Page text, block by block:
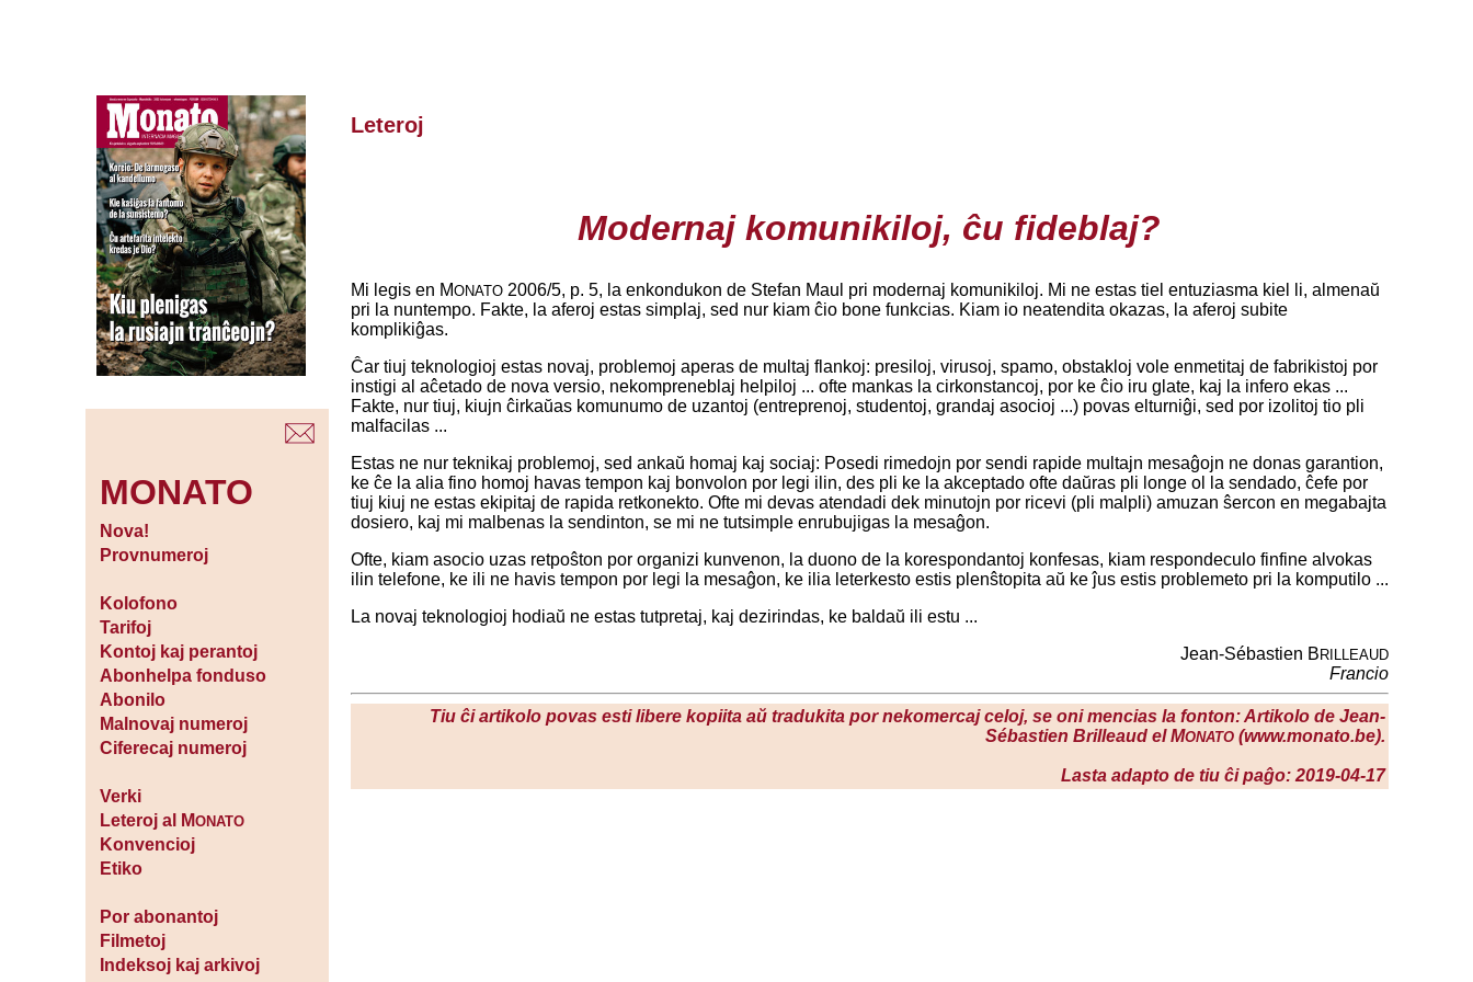
MONATO
Nova!
Provnumeroj
Kolofono
Tarifoj
Kontoj kaj perantoj
Abonhelpa fonduso
Abonilo
Malnovaj numeroj
Ciferecaj numeroj
Verki
Leteroj al MONATO
Konvencioj
Etiko
Por abonantoj
Filmetoj
Indeksoj kaj arkivoj
Leteroj
Modernaj komunikiloj, ĉu fideblaj?
Mi legis en MONATO2006/5, p. 5, la enkondukon de Stefan Maul pri modernaj komunikiloj. Mi ne estas tiel entuziasma kiel li, almenaŭ
pri la nuntempo. Fakte, la aferoj estas simplaj, sed nur kiam ĉio bone funkcias. Kiam io neatendita okazas, la aferoj subite
komplikiĝas.
Ĉar tiuj teknologioj estas novaj, problemoj aperas de multaj flankoj: presiloj, virusoj, spamo, obstakloj vole enmetitaj de fabrikistoj por
instigi al aĉetado de nova versio, nekompreneblaj helpiloj ... ofte mankas la cirkonstancoj, por ke ĉio iru glate, kaj la infero ekas ...
Fakte, nur tiuj, kiujn ĉirkaŭas komunumo de uzantoj (entreprenoj, studentoj, grandaj asocioj ...) povas elturniĝi, sed por izolitoj tio pli
malfacilas ...
Estas ne nur teknikaj problemoj, sed ankaŭ homaj kaj sociaj: Posedi rimedojn por sendi rapide multajn mesaĝojn ne donas garantion,
ke ĉe la alia fino homoj havas tempon kaj bonvolon por legi ilin, des pli ke la akceptado ofte daŭras pli longe ol la sendado, ĉefe por
tiuj kiuj ne estas ekipitaj de rapida retkonekto. Ofte mi devas atendadi dek minutojn por ricevi (pli malpli) amuzan ŝercon en megabajta
dosiero, kaj mi malbenas la sendinton, se mi ne tutsimple enrubujigas la mesaĝon.
Ofte, kiam asocio uzas retpoŝton por organizi kunvenon, la duono de la korespondantoj konfesas, kiam respondeculo finfine alvokas
ilin telefone, ke ili ne havis tempon por legi la mesaĝon, ke ilia leterkesto estis plenŝtopita aŭ ke ĵus estis problemeto pri la komputilo ...
La novaj teknologioj hodiaŭ ne estas tutpretaj, kaj dezirindas, ke baldaŭ ili estu ...
Jean-Sébastien B RILLEAUD
Francio
Tiu ĉi artikolo povas esti libere kopiita aŭ tradukita por nekomercaj celoj, se oni mencias la fonton: Artikolo de Jean-
Sébastien Brilleaud el MONATO(www.monato.be).
Lasta adapto de tiu ĉi paĝo: 2019-04-17